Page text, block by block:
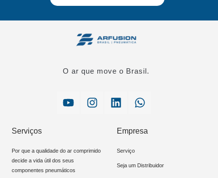
O ar que move o Brasil.
Serviços
Por que a qualidade do ar comprimido
decide a vida útil dos seus
componentes pneumáticos
Empresa
Serviço
Seja um Distribuidor